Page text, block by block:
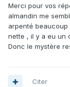
Merci pour vos
almandin me
arpenté
nette , il y a eu un
Donc le mystère
Citer